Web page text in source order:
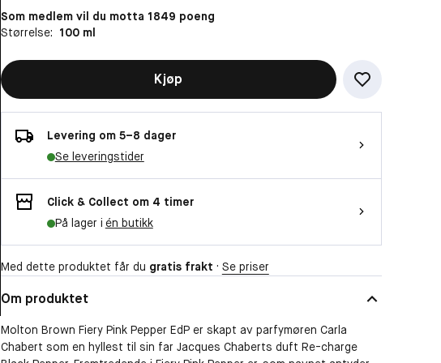
Da trenger vi at du godtar funksjonelle
informasjonskapsler
OK
Størrelse: 100 ml
Som medlem vil du motta 1849 poeng
Kjøp
Levering om 5–8 dager
Se leveringstider
Click & Collect om 4 timer
På lager i én butikk
Med dette produktet får du gratis frakt · Se priser
Om produktet
Molton Brown Fiery Pink Pepper EdP er skapt av parfymøren Carla
Chabert som en hyllest til sin far Jacques Chaberts duft Re-charge